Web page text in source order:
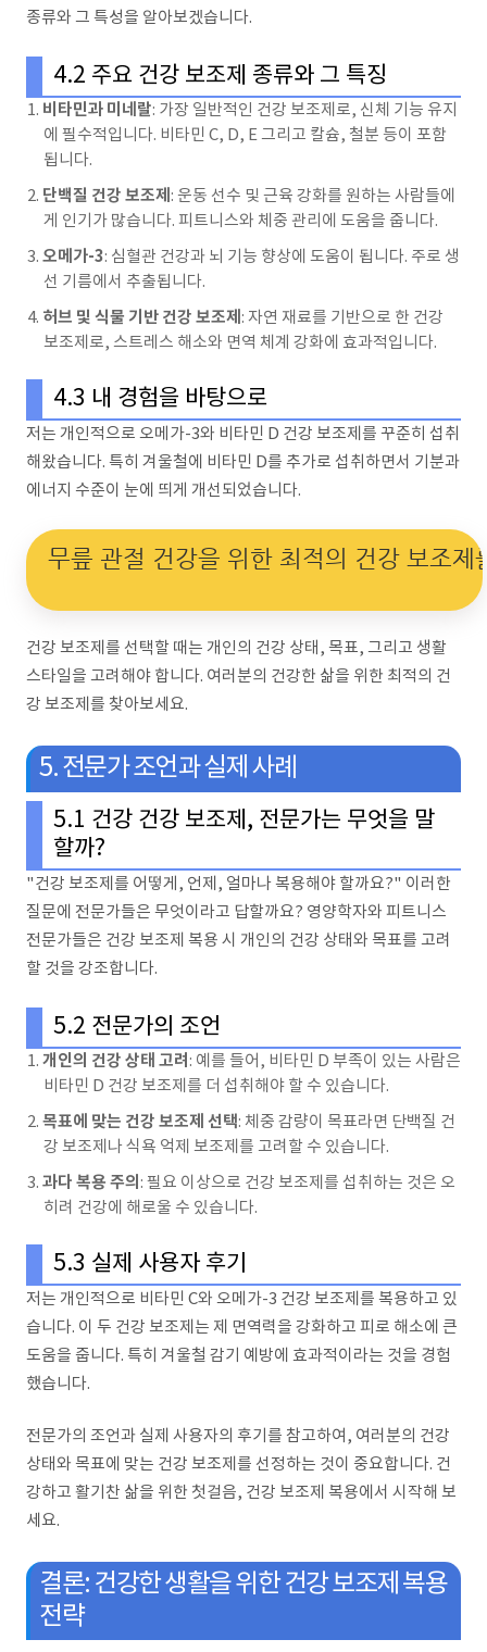
종류와 그 특성을 알아보겠습니다.
4.2 주요 건강 보조제 종류와 그 특징
비타민과 미네랄: 가장 일반적인 건강 보조제로, 신체 기능 유지
에 필수적입니다. 비타민 C, D, E 그리고 칼슘, 철분 등이 포함
됩니다.
단백질 건강 보조제 : 운동 선수 및 근육 강화를 원하는 사람들에
게 인기가 많습니다. 피트니스와 체중 관리에 도움을 줍니다.
오메가-3: 심혈관 건강과 뇌 기능 향상에 도움이 됩니다. 주로 생
선 기름에서 추출됩니다.
허브 및 식물 기반 건강 보조제 : 자연 재료를 기반으로 한 건강
보조제로, 스트레스 해소와 면역 체계 강화에 효과적입니다.
4.3 내 경험을 바탕으로
저는 개인적으로 오메가-3와 비타민 D 건강 보조제를 꾸준히 섭취
해왔습니다. 특히 겨울철에 비타민 D를 추가로 섭취하면서 기분과
에너지 수준이 눈에 띄게 개선되었습니다.
무릎 관절 건강을 위한 최적의 건강 보조제
건강 보조제를 선택할 때는 개인의 건강 상태, 목표, 그리고 생활
스타일을 고려해야 합니다. 여러분의 건강한 삶을 위한 최적의 건
강 보조제를 찾아보세요.
5. 전문가 조언과 실제 사례
5.1 건강 건강 보조제, 전문가는 무엇을 말
할까?
"건강 보조제를 어떻게, 언제, 얼마나 복용해야 할까요?" 이러한
질문에 전문가들은 무엇이라고 답할까요? 영양학자와 피트니스
전문가들은 건강 보조제 복용 시 개인의 건강 상태와 목표를 고려
할 것을 강조합니다.
5.2 전문가의 조언
개인의 건강 상태 고려 : 예를 들어, 비타민 D 부족이 있는 사람은
비타민 D 건강 보조제를 더 섭취해야 할 수 있습니다.
목표에 맞는 건강 보조제 선택: 체중 감량이 목표라면 단백질 건
강 보조제나 식욕 억제 보조제를 고려할 수 있습니다.
과다 복용 주의 : 필요 이상으로 건강 보조제를 섭취하는 것은 오
히려 건강에 해로울 수 있습니다.
5.3 실제 사용자 후기
저는 개인적으로 비타민 C와 오메가-3 건강 보조제를 복용하고 있
습니다. 이 두 건강 보조제는 제 면역력을 강화하고 피로 해소에 큰
도움을 줍니다. 특히 겨울철 감기 예방에 효과적이라는 것을 경험
했습니다.
전문가의 조언과 실제 사용자의 후기를 참고하여, 여러분의 건강
상태와 목표에 맞는 건강 보조제를 선정하는 것이 중요합니다. 건
강하고 활기찬 삶을 위한 첫걸음, 건강 보조제 복용에서 시작해 보
세요.
결론: 건강한 생활을 위한 건강 보조제 복용
전략